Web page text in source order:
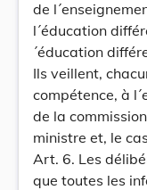
de
l´éducation
´éducation
Ils veillent,
compétence, à
de la
ministre et, le
Art. 6. Les
que toutes les